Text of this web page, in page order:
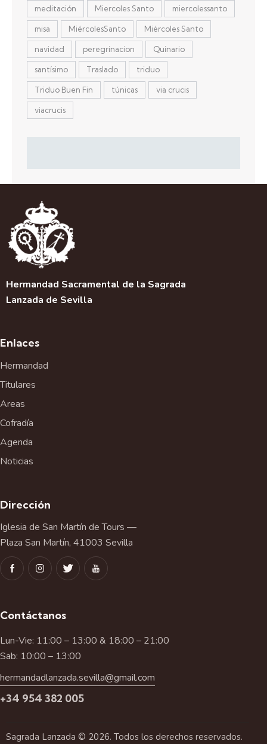
meditación Miercoles Santo miercolessanto
misa MiércolesSanto Miércoles Santo
navidad peregrinacion Quinario
santísimo Traslado triduo
Triduo Buen Fin túnicas via crucis
viacrucis
Hermandad Sacramental de la Sagrada
Lanzada de Sevilla
Enlaces
Hermandad
Titulares
Areas
Cofradía
Agenda
Noticias
Dirección
Iglesia de San Martín de Tours —
Plaza San Martín, 41003 Sevilla
Contáctanos
Lun-Vie: 11:00 – 13:00 & 18:00 – 21:00
Sab: 10:00 – 13:00
hermandadlanzada.sevilla@gmail.com
+34 954 382 005
Sagrada Lanzada © 2026. Todos los derechos reservados.